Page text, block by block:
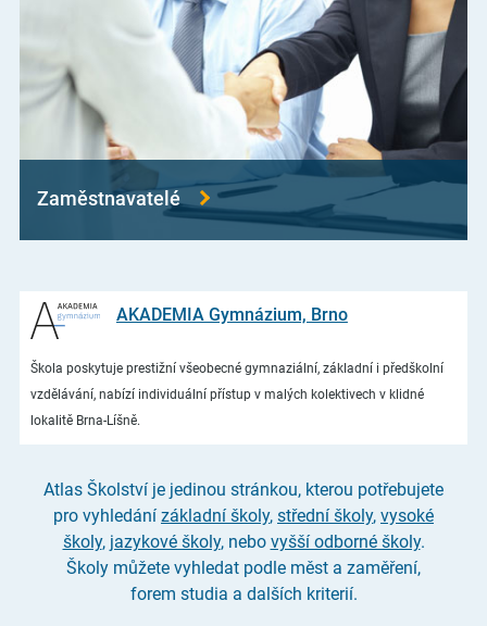
Zaměstnavatelé
AKADEMIA Gymnázium, Brno
Škola poskytuje prestižní všeobecné gymnaziální, základní i předškolní
vzdělávání, nabízí individuální přístup v malých kolektivech v klidné
lokalitě Brna-Líšně.
Atlas Školství je jedinou stránkou, kterou potřebujete
pro vyhledání základní školy, střední školy, vysoké
školy, jazykové školy, nebo vyšší odborné školy.
Školy můžete vyhledat podle měst a zaměření,
forem studia a dalších kriterií.